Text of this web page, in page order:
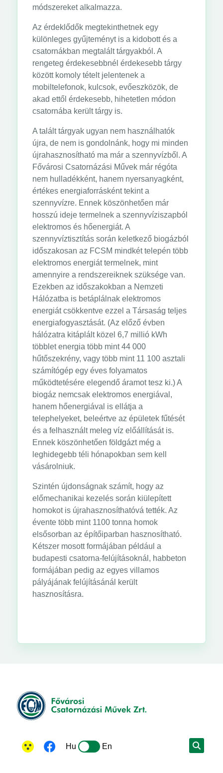
módszereket alkalmazza.
Az érdeklődők megtekinthetnek egy
különleges gyűjteményt is a kidobott és a
csatornákban megtalált tárgyakból. A
rengeteg érdekesebbnél érdekesebb tárgy
között komoly tételt jelentenek a
mobiltelefonok, kulcsok, evőeszközök, de
akad ettől érdekesebb, hihetetlen módon
csatornába került tárgy is.
A talált tárgyak ugyan nem használhatók
újra, de nem is gondolnánk, hogy mi minden
újrahasznosítható ma már a szennyvízből. A
Fővárosi Csatornázási Művek már régóta
nem hulladékként, hanem nyersanyagként,
értékes energiaforrásként tekint a
szennyvízre. Ennek köszönhetően már
hosszú ideje termelnek a szennyvíziszapból
elektromos és hőenergiát. A
szennyvíztisztítás során keletkező biogázból
időszakosan az FCSM mindkét telepén több
elektromos energiát termelnek, mint
amennyire a rendszereiknek szüksége van.
Ezekben az időszakokban a Nemzeti
Hálózatba is betáplálnak elektromos
energiát csökkentve ezzel a Társaság teljes
energiafogyasztását. (Az előző évben
hálózatra kitáplált közel 6,7 millió kWh
többlet energia több mint 44 000
hűtőszekrény, vagy több mint 11 100 asztali
számítógép egy éves folyamatos
működtetésére elegendő áramot tesz ki.) A
biogáz nemcsak elektromos energiával,
hanem hőenergiával is ellátja a
telephelyeket, beleértve az épületek fűtését
és a felhasznált meleg víz előállítását is.
Ennek köszönhetően földgázt még a
leghidegebb téli hónapokban sem kell
vásárolniuk.
Szintén újdonságnak számít, hogy az
előmechanikai kezelés során kiülepített
homokot is újrahasznosíthatóvá tették. Az
évente több mint 1100 tonna homok
elsősorban az építőiparban hasznosítható.
Kétszer mosott formájában például a
budapesti csatorna-felújításoknál, habbeton
formájában pedig az egyes villamos
pályájának felújításánál került
hasznosításra.
Hu En